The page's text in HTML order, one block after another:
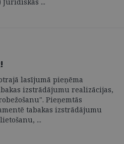
lasījumā pieņēma
izstrādājumu realizācijas,
Pieņemtās
tabakas izstrādājumu
...